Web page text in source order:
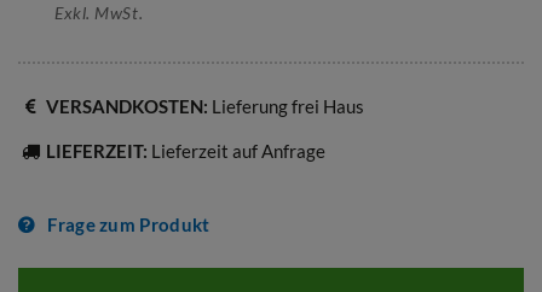
Exkl. MwSt.
VERSANDKOSTEN: Lieferung frei Haus
LIEFERZEIT: Lieferzeit auf Anfrage
Frage zum Produkt